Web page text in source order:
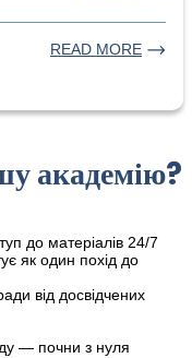
READ MORE
академію?
до матеріалів 24/7
як один похід до
від досвідчених
— почни з нуля